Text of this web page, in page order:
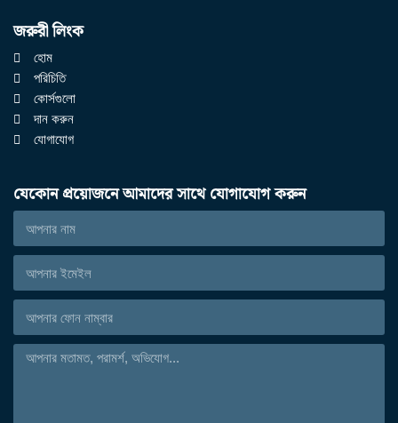
জরুরী লিংক
হোম
পরিচিতি
কোর্সগুলো
দান করুন
যোগাযোগ
যেকোন প্রয়োজনে আমাদের সাথে যোগাযোগ করুন